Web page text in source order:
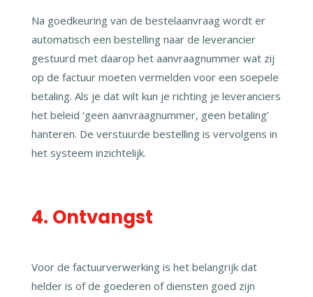
Na goedkeuring van de bestelaanvraag wordt er
automatisch een bestelling naar de leverancier
gestuurd met daarop het aanvraagnummer wat zij
op de factuur moeten vermelden voor een soepele
betaling. Als je dat wilt kun je richting je leveranciers
het beleid ‘geen aanvraagnummer, geen betaling’
hanteren. De verstuurde bestelling is vervolgens in
het systeem inzichtelijk.
4. Ontvangst
Voor de factuurverwerking is het belangrijk dat
helder is of de goederen of diensten goed zijn